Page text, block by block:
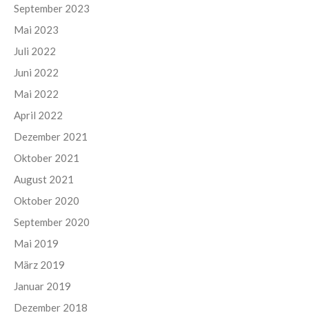
September 2023
Mai 2023
Juli 2022
Juni 2022
Mai 2022
April 2022
Dezember 2021
Oktober 2021
August 2021
Oktober 2020
September 2020
Mai 2019
März 2019
Januar 2019
Dezember 2018